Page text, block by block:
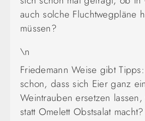
auch solche Fluchtwegpläne
müssen?
\n
Friedemann Weise gibt
schon, dass sich Eier ganz
Weintrauben ersetzen lassen,
statt Omelett Obstsalat macht?